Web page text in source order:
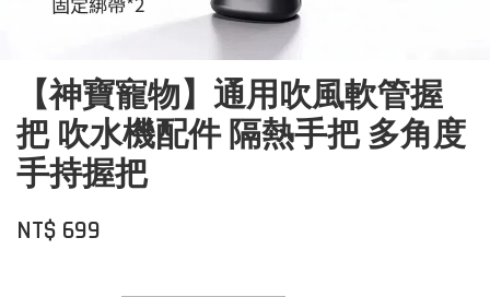
【神寶寵物】通用吹風軟管握
把 吹水機配件 隔熱手把 多角度
手持握把
NT$ 699